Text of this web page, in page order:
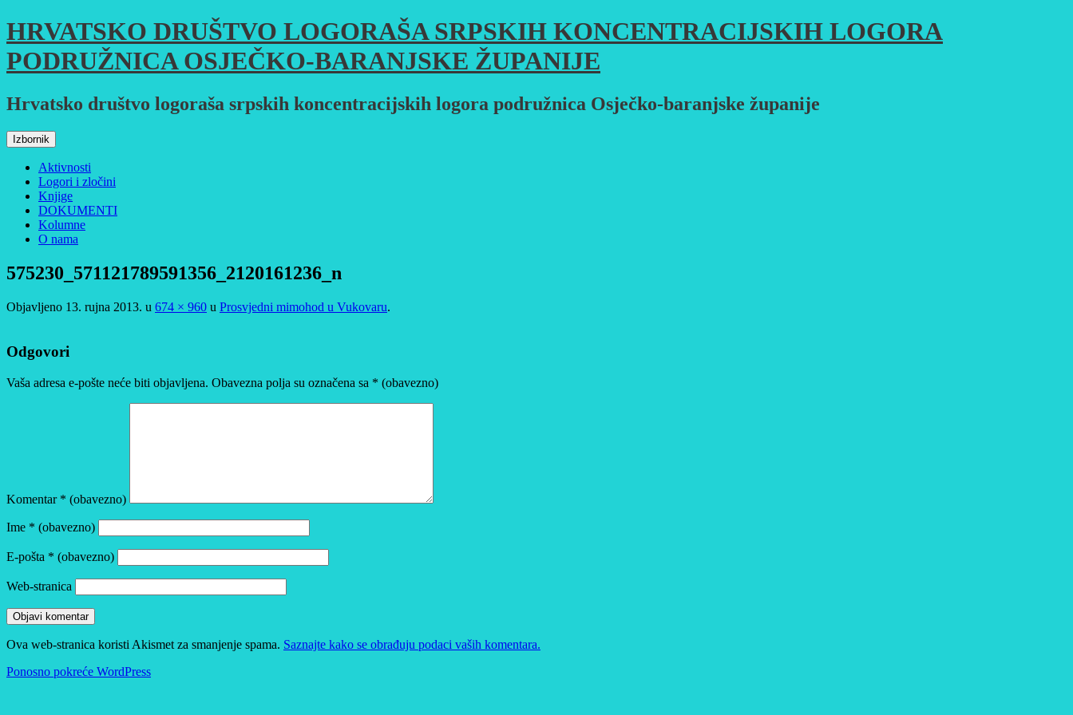
Skoči
do
sadržaja
HRVATSKO DRUŠTVO LOGORAŠA SRPSKIH KONCENTRACIJSKIH LOGORA
PODRUŽNICA OSJEČKO-BARANJSKE ŽUPANIJE
Hrvatsko društvo logoraša srpskih koncentracijskih logora podružnica Osječko-baranjske županije
Izbornik
Aktivnosti
Logori i zločini
Knjige
DOKUMENTI
Kolumne
O nama
575230_571121789591356_2120161236_n
Objavljeno 13. rujna 2013. u 674 × 960 u Prosvjedni mimohod u Vukovaru.
Odgovori
Vaša adresa e-pošte neće biti objavljena. Obavezna polja su označena sa * (obavezno)
Komentar * (obavezno)
Ime * (obavezno)
E-pošta * (obavezno)
Web-stranica
Ova web-stranica koristi Akismet za smanjenje spama. Saznajte kako se obrađuju podaci vaših komentara.
Ponosno pokreće WordPress